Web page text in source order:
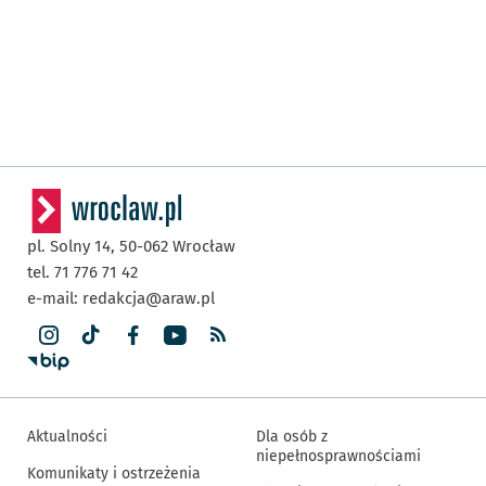
pl. Solny 14, 50-062 Wrocław
tel. 71 776 71 42
e-mail: redakcja@araw.pl
Aktualności
Komunikaty i ostrzeżenia
Dla osób z
niepełnosprawnościami